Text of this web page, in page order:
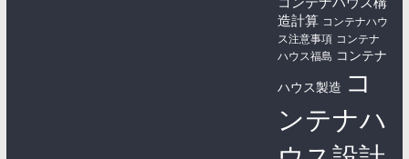
造計算 コンテナハウ
ス注意事項 コンテナ
ハウス福島 コンテナ
ハウス製造 コ
ンテナハ